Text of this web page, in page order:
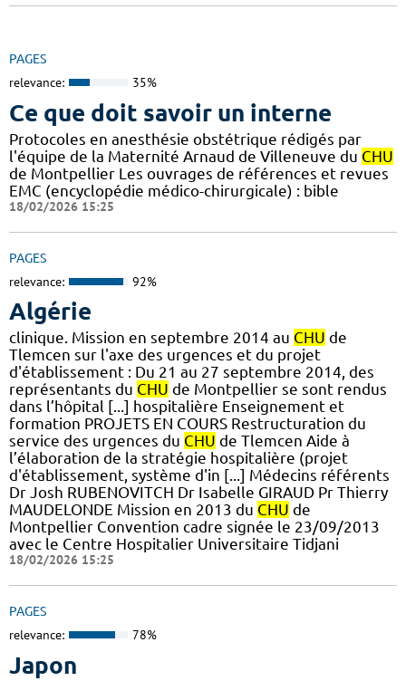
PAGES
relevance: 35%
Ce que doit savoir un interne
Protocoles en anesthésie obstétrique rédigés par
l'équipe de la Maternité Arnaud de Villeneuve du CHU
de Montpellier Les ouvrages de références et revues
EMC (encyclopédie médico-chirurgicale) : bible
18/02/2026 15:25
PAGES
relevance: 92%
Algérie
clinique. Mission en septembre 2014 au CHU de
Tlemcen sur l'axe des urgences et du projet
d'établissement : Du 21 au 27 septembre 2014, des
représentants du CHU de Montpellier se sont rendus
dans l’hôpital [...] hospitalière Enseignement et
formation PROJETS EN COURS Restructuration du
service des urgences du CHU de Tlemcen Aide à
l’élaboration de la stratégie hospitalière (projet
d'établissement, système d'in [...] Médecins référents
Dr Josh RUBENOVITCH Dr Isabelle GIRAUD Pr Thierry
MAUDELONDE Mission en 2013 du CHU de
Montpellier Convention cadre signée le 23/09/2013
avec le Centre Hospitalier Universitaire Tidjani
18/02/2026 15:25
PAGES
relevance: 78%
Japon